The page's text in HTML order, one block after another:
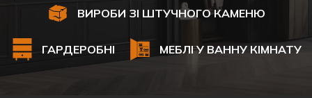
ВИРОБИ ЗІ ШТУЧНОГО КАМЕНЮ
ГАРДЕРОБНІ МЕБЛІ У ВАННУ КІМНАТУ